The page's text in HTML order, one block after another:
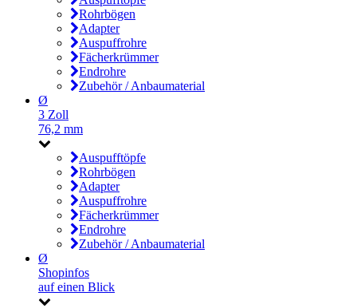
Rohrbögen
Adapter
Auspuffrohre
Fächerkrümmer
Endrohre
Zubehör / Anbaumaterial
Ø
3 Zoll
76,2 mm
Auspufftöpfe
Rohrbögen
Adapter
Auspuffrohre
Fächerkrümmer
Endrohre
Zubehör / Anbaumaterial
Ø
Shopinfos
auf einen Blick